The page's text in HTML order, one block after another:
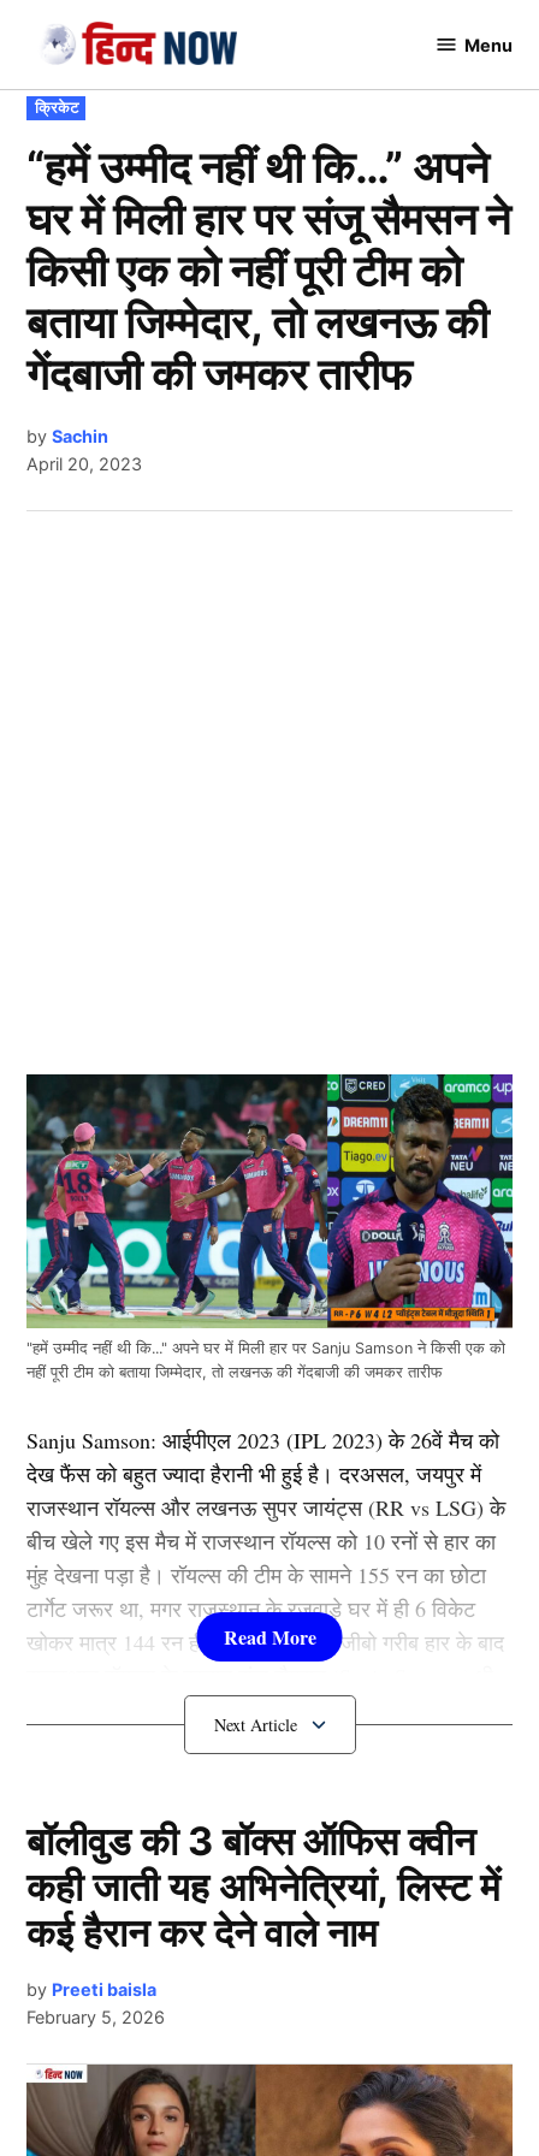
content
Menu
POSTED
IN
क्रिकेट
“हमें उम्मीद नहीं थी कि…” अपने
घर में मिली हार पर संजू सैमसन ने
किसी एक को नहीं पूरी टीम को
बताया जिम्मेदार, तो लखनऊ की
गेंदबाजी की जमकर तारीफ
by Sachin
April 20, 2023
"हमें उम्मीद नहीं थी कि..." अपने घर में मिली हार पर Sanju Samson ने किसी एक को
नहीं पूरी टीम को बताया जिम्मेदार, तो लखनऊ की गेंदबाजी की जमकर तारीफ
Sanju Samson: आईपीएल 2023 (IPL 2023) के 26वें मैच को
देख फैंस को बहुत ज्यादा हैरानी भी हुई है। दरअसल, जयपुर में
राजस्थान रॉयल्स और लखनऊ सुपर जायंट्स (RR vs LSG) के
बीच खेले गए इस मैच में राजस्थान रॉयल्स को 10 रनों से हार का
मुंह देखना पड़ा है। रॉयल्स की टीम के सामने 155 रन का छोटा
टार्गेट जरूर था, मगर राजस्थान के रजवाड़े घर में ही 6 विकेट
खोकर मात्र 144 रन ही बना सके। इस अजीबो गरीब हार के बाद
बहुत निराश दिखाई दिए।
बॉलीवुड की 3 बॉक्स ऑफिस क्वीन
कही जाती यह अभिनेत्रियां, लिस्ट में
कई हैरान कर देने वाले नाम
by Preeti baisla
February 5, 2026